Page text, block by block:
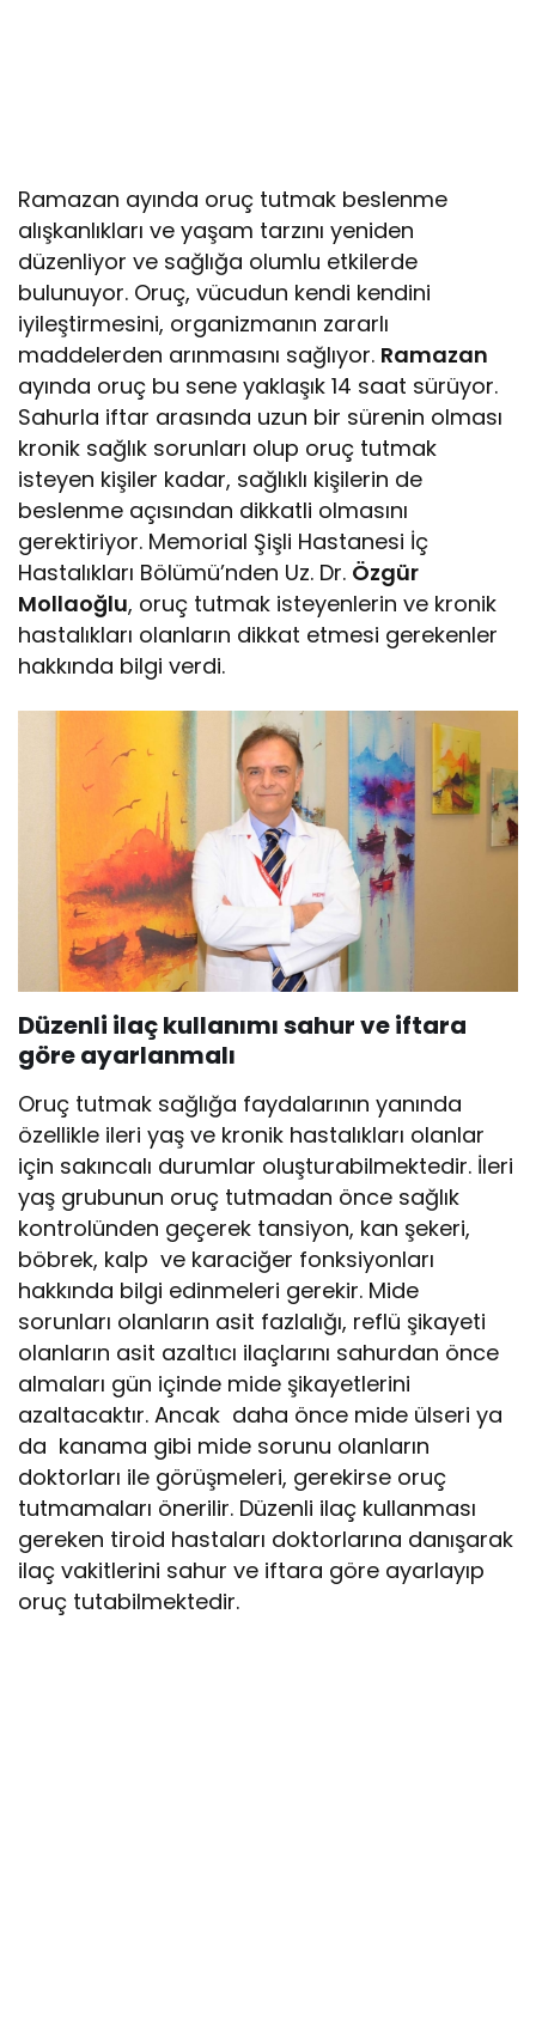
Ramazan ayında oruç tutmak beslenme
alışkanlıkları ve yaşam tarzını yeniden
düzenliyor ve sağlığa olumlu etkilerde
bulunuyor. Oruç, vücudun kendi kendini
iyileştirmesini, organizmanın zararlı
maddelerden arınmasını sağlıyor. Ramazan
ayında oruç bu sene yaklaşık 14 saat sürüyor.
Sahurla iftar arasında uzun bir sürenin olması
kronik sağlık sorunları olup oruç tutmak
isteyen kişiler kadar, sağlıklı kişilerin de
beslenme açısından dikkatli olmasını
gerektiriyor. Memorial Şişli Hastanesi İç
Hastalıkları Bölümü’nden Uz. Dr. Özgür
Mollaoğlu, oruç tutmak isteyenlerin ve kronik
hastalıkları olanların dikkat etmesi gerekenler
hakkında bilgi verdi.
Düzenli ilaç kullanımı sahur ve iftara
göre ayarlanmalı
Oruç tutmak sağlığa faydalarının yanında
özellikle ileri yaş ve kronik hastalıkları olanlar
için sakıncalı durumlar oluşturabilmektedir. İleri
yaş grubunun oruç tutmadan önce sağlık
kontrolünden geçerek tansiyon, kan şekeri,
böbrek, kalp ve karaciğer fonksiyonları
hakkında bilgi edinmeleri gerekir. Mide
sorunları olanların asit fazlalığı, reflü şikayeti
olanların asit azaltıcı ilaçlarını sahurdan önce
almaları gün içinde mide şikayetlerini
azaltacaktır. Ancak daha önce mide ülseri ya
da kanama gibi mide sorunu olanların
doktorları ile görüşmeleri, gerekirse oruç
tutmamaları önerilir. Düzenli ilaç kullanması
gereken tiroid hastaları doktorlarına danışarak
ilaç vakitlerini sahur ve iftara göre ayarlayıp
oruç tutabilmektedir.